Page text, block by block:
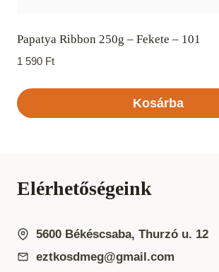
Papatya Ribbon 250g – Fekete – 101
1 590 Ft
Kosárba
Elérhetőségeink
5600 Békéscsaba, Thurzó u. 12
eztkosdmeg@gmail.com